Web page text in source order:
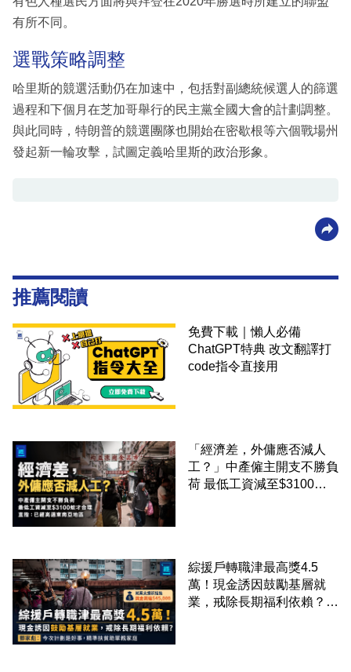
有所不同。
選戰策略調整
哈里斯的競選活動仍在加速中，包括對副總統候選人的篩選
過程和下個月在芝加哥舉行的民主黨全國大會的計劃調整。
與此同時，特朗普的競選團隊也開始在密歇根等六個戰場州
發起新一輪攻擊，試圖定義哈里斯的政治形象。
推薦閱讀
免費下載｜懶人必備
ChatGPT特典 改文翻譯打
code指令直接用
「經濟差，外傭應否減人
工？」中產僱主開支不勝負
荷 最低工資減至$3100蚊
綜援戶轉職津最高獎4.5
萬！現金誘因鼓勵基層就
業，戒除長期福利依賴？鄧